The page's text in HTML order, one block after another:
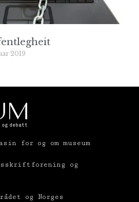
2019
for og om museum
og
og Norges